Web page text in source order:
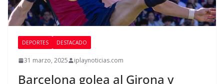
DEPORTES DESTACADO
31 marzo, 2025 iplaynoticias.com
Barcelona golea al Girona y